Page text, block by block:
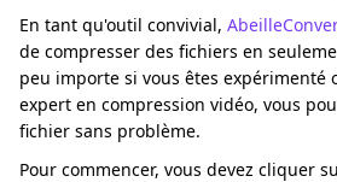
En tant qu'outil convivial,
de compresser des fichiers en
peu importe si vous êtes expérimenté
expert en compression vidéo, vous
fichier sans problème.
Pour commencer, vous devez cliquer